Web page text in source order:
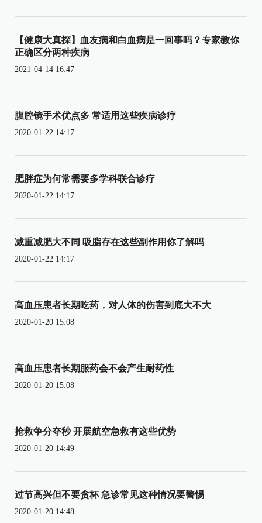
【健康大真探】血友病和白血病是一回事吗？专家教你
正确区分两种疾病
2021-04-14 16:47
腹腔镜手术优点多 常适用这些疾病诊疗
2020-01-22 14:17
肥胖症为何常需要多学科联合诊疗
2020-01-22 14:17
减重减肥大不同 吸脂存在这些副作用你了解吗
2020-01-22 14:17
高血压患者长期吃药，对人体的伤害到底大不大
2020-01-20 15:08
高血压患者长期服药会不会产生耐药性
2020-01-20 15:08
抢救争分夺秒 开展航空急救有这些优势
2020-01-20 14:49
过节高兴但不要贪杯 急诊常见这种情况要警惕
2020-01-20 14:48